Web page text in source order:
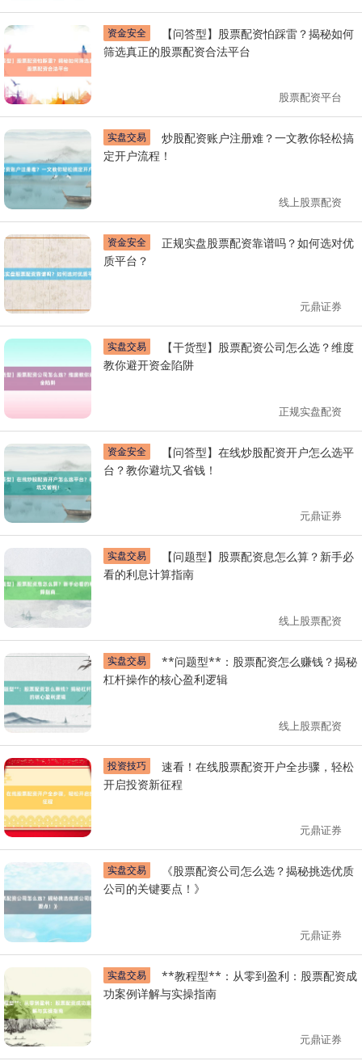
资金安全
筛选真正的股票配资合法平台
股票配资平台
实盘交易
定开户流程！
线上股票配资
资金安全
质平台？
元鼎证券
实盘交易
教你避开资金陷阱
正规实盘配资
资金安全
台？教你避坑又省钱！
元鼎证券
实盘交易
看的利息计算指南
线上股票配资
实盘交易
杠杆操作的核心盈利逻辑
线上股票配资
投资技巧
开启投资新征程
元鼎证券
实盘交易
公司的关键要点！》
元鼎证券
实盘交易
功案例详解与实操指南
元鼎证券